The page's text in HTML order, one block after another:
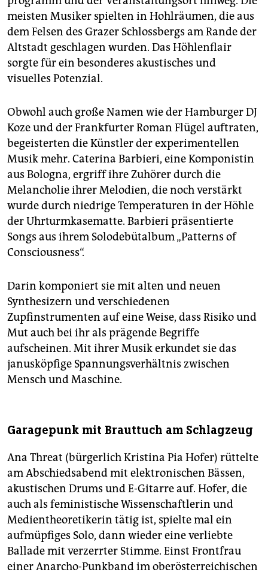
meisten Musiker spielten in Hohlräumen, die aus
dem Felsen des Grazer Schlossbergs am Rande der
Altstadt geschlagen wurden. Das Höhlenflair
sorgte für ein besonderes akustisches und
visuelles Potenzial.
Obwohl auch große Namen wie der Hamburger DJ
Koze und der Frankfurter Roman Flügel auftraten,
begeisterten die Künstler der experimentellen
Musik mehr. ­Caterina Bar­bieri, eine Komponistin
aus Bologna, ergriff ihre Zuhörer durch die
Melancholie ihrer Melodien, die noch verstärkt
wurde durch niedrige Temperaturen in der Höhle
der Uhrturmkasematte. Barbieri präsentierte
Songs aus ihrem Solodebütalbum „Patterns of
Consciousness“.
Darin komponiert sie mit alten und neuen
Synthesizern und verschiedenen
Zupfinstrumenten auf eine Weise, dass Risiko und
Mut auch bei ihr als prägende Begriffe
aufscheinen. Mit ihrer Musik erkundet sie das
janusköpfige Spannungsverhältnis zwischen
Mensch und Maschine.
Garagepunk mit Brauttuch am Schlagzeug
Ana Threat (bürgerlich Kristina Pia Hofer) rüttelte
am Abschiedsabend mit elektronischen Bässen,
akustischen Drums und E-Gitarre auf. Hofer, die
auch als feministische Wissenschaftlerin und
Medientheoretikerin tätig ist, spielte mal ein
aufmüpfiges Solo, dann wieder eine verliebte
Ballade mit verzerrter Stimme. Einst Frontfrau
einer Anarcho-Punkband im oberösterreichischen